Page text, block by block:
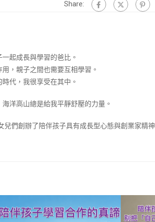
Share:
起成長與學習的爸比。
，親子之間也需要互相學習。
代，我很享受在其中。
洋高山總是給我平靜舒壓的力量。
兒們創辦了陪伴孩子具有成長型心態與創業家精